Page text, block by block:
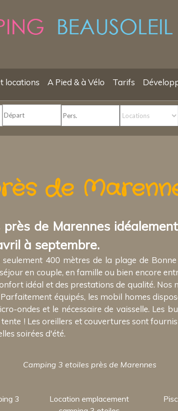
locations A Pied & à Vélo Tarifs
de
de Marennes
à septembre.
400 mètres de la plage de
en couple, en famille ou bien encore
idéal et des prestations de qualité.
équipés, les mobil homes
ondes et le nécessaire de vaisselle.
! Les oreillers et couvertures sont
soirées d'été.
Camping 3 etoiles près de Marennes
3
Location emplacement